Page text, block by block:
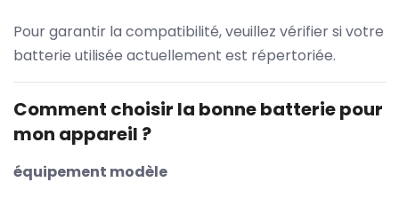
Pour garantir la compatibilité, veuillez vérifier si votre
batterie utilisée actuellement est répertoriée.
Comment choisir la bonne batterie pour
mon appareil ?
équipement modèle